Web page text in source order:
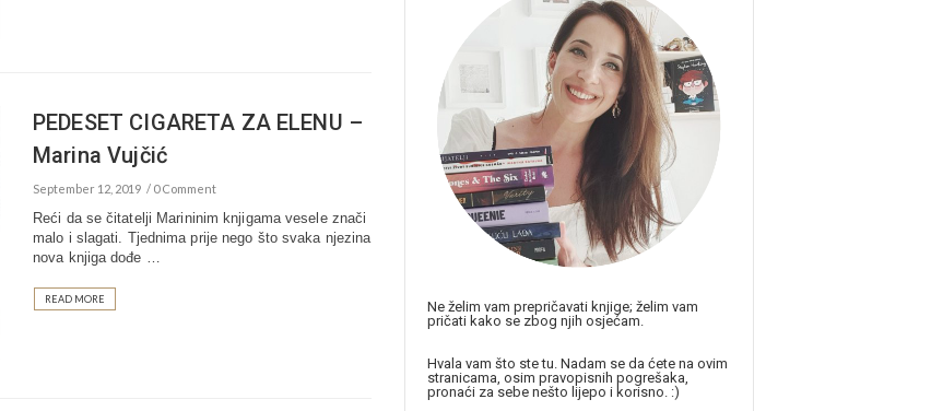
PEDESET CIGARETA ZA ELENU –
Marina Vujčić
September 12, 2019 0 Comment
Reći da se čitatelji Marininim knjigama vesele znači
malo i slagati. Tjednima prije nego što svaka njezina
nova knjiga dođe …
READ MORE
Ne želim vam prepričavati knjige; želim vam
pričati kako se zbog njih osjećam.
Hvala vam što ste tu. Nadam se da ćete na ovim
stranicama, osim pravopisnih pogrešaka,
pronaći za sebe nešto lijepo i korisno. :)